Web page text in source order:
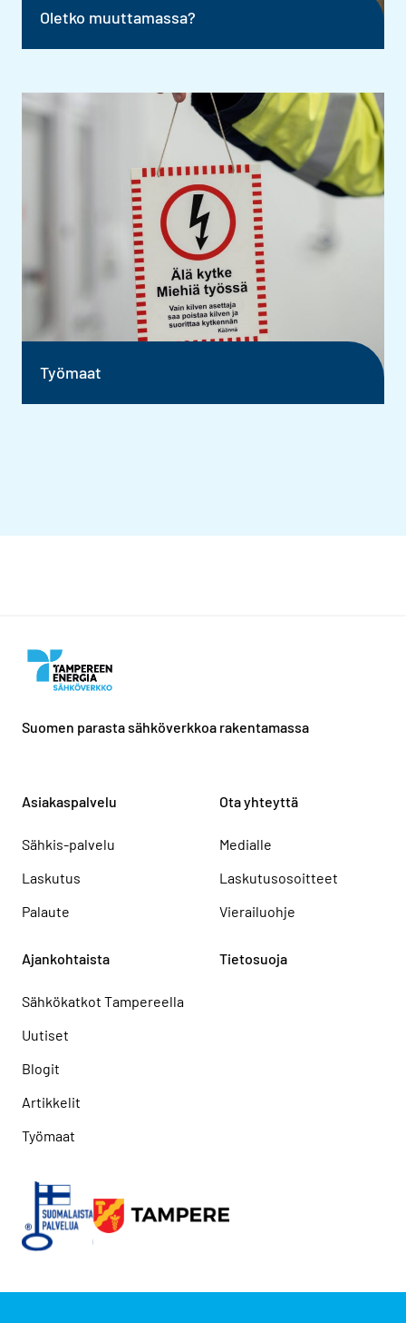
Oletko muuttamassa?
Työmaat
Suomen parasta sähköverkkoa rakentamassa
Asiakaspalvelu
Sähkis-palvelu
Laskutus
Palaute
Ota yhteyttä
Medialle
Laskutusosoitteet
Vierailuohje
Ajankohtaista
Sähkökatkot Tampereella
Uutiset
Blogit
Artikkelit
Työmaat
Tietosuoja